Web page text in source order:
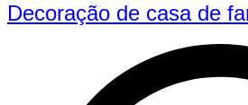
Decoração de casa de